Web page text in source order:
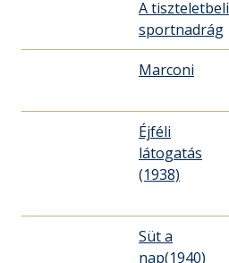
A tiszteletbeli
sportnadrág
Marconi
Éjféli
látogatás
(1938)
Süt a
nap(1940)